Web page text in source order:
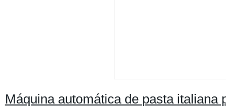
Máquina automática de pasta italiana